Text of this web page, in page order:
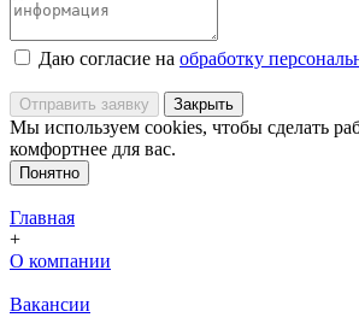
Даю согласие на обработку
Отправить заявку Закрыть
Мы используем cookies, чтобы сделать
комфортнее для вас.
Понятно
Главная
+
О компании
Вакансии